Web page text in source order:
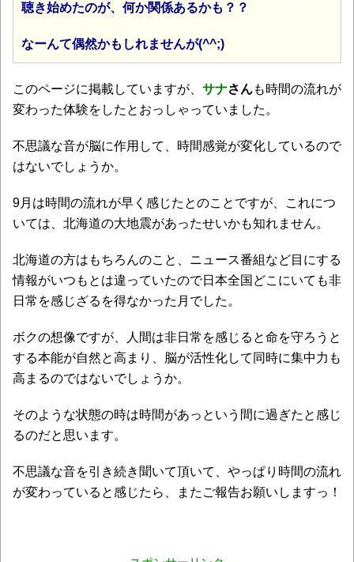
聴き始めたのが、何か関係あるかも？？
なーんて偶然かもしれませんが(^^;)
このページに掲載していますが、 サナさんも時間の流れが
変わった体験をしたとおっしゃっていました。
不思議な音が脳に作用して、時間感覚が変化しているので
はないでしょうか。
9月は時間の流れが早く感じたとのことですが、これにつ
いては、北海道の大地震があったせいかも知れません。
北海道の方はもちろんのこと、ニュース番組など目にする
情報がいつもとは違っていたので日本全国どこにいても非
日常を感じざるを得なかった月でした。
ボクの想像ですが、人間は非日常を感じると命を守ろうと
する本能が自然と高まり、脳が活性化して同時に集中力も
高まるのではないでしょうか。
そのような状態の時は時間があっという間に過ぎたと感じ
るのだと思います。
不思議な音を引き続き聞いて頂いて、やっぱり時間の流れ
が変わっていると感じたら、またご報告お願いしますっ！